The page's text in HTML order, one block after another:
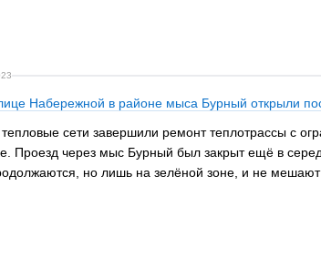
Набережной в районе мыса Бурный открыли
сети завершили ремонт теплотрассы с
Проезд через мыс Бурный был закрыт ещё в
но лишь на зелёной зоне, и не